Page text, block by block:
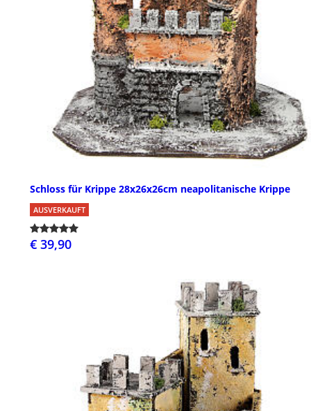
Schloss für Krippe 28x26x26cm neapolitanische Krippe
AUSVERKAUFT
€ 39,90